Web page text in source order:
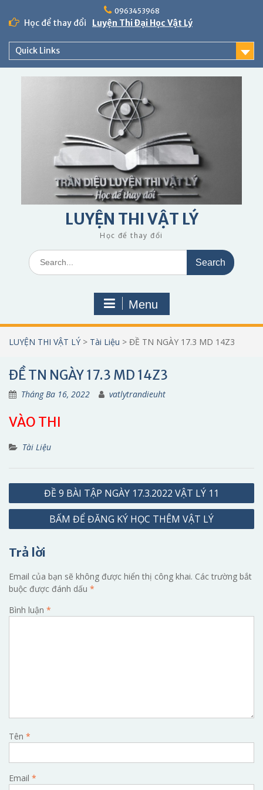
content
0963453968
Học để thay đổi Luyện Thi Đại Học Vật Lý
Quick Links
LUYỆN THI VẬT LÝ
Học để thay đổi
Search
for:
Menu
LUYỆN THI VẬT LÝ > Tài Liệu > ĐỀ TN NGÀY 17.3 MD 14Z3
ĐỀ TN NGÀY 17.3 MD 14Z3
Tháng Ba 16, 2022 vatlytrandieuht
VÀO THI
Tài Liệu
Điều
hướng
ĐỀ 9 BÀI TẬP NGÀY 17.3.2022 VẬT LÝ 11
BẤM ĐỂ ĐĂNG KÝ HỌC THÊM VẬT LÝ
Trả lời
Email của bạn sẽ không được hiển thị công khai. Các trường bắt
buộc được đánh dấu *
Bình luận *
Tên *
Email *